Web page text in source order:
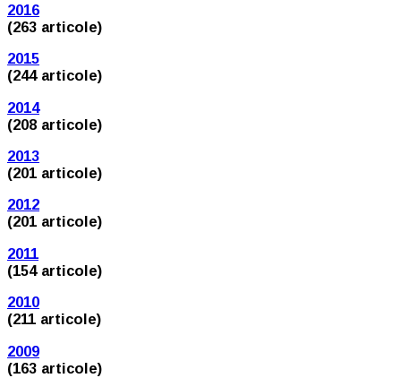
2016
(263 articole)
2015
(244 articole)
2014
(208 articole)
2013
(201 articole)
2012
(201 articole)
2011
(154 articole)
2010
(211 articole)
2009
(163 articole)